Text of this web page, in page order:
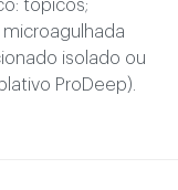
tópicos;
isolado ou
ProDeep).